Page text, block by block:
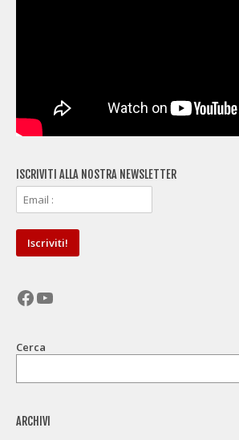
ISCRIVITI ALLA NOSTRA NEWSLETTER
Facebook
YouTube
Cerca
ARCHIVI